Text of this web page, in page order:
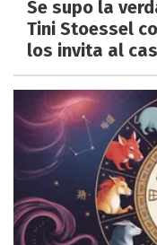
Se supo la
Tini Stoessel
los invita al